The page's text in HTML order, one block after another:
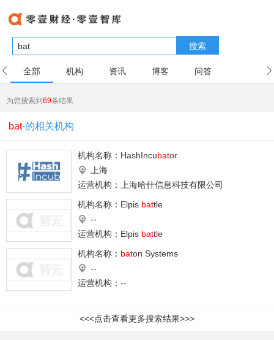
搜索
全部 机构 资讯 博客 问答
为您搜索到69条结果
bat-的相关机构
机构名称： HashIncubator
上海
运营机构：上海哈什信息科技有限公司
机构名称： Elpis battle
--
运营机构：Elpis battle
机构名称： baton Systems
--
运营机构：--
<<<点击查看更多搜索结果>>>